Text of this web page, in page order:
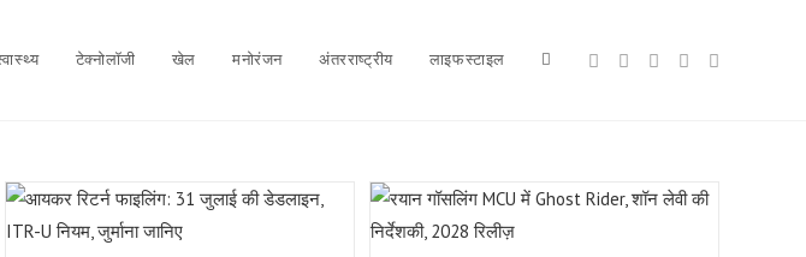
टेक्नोलॉजी खेल मनोरंजन अंतरराष्ट्रीय लाइफस्टाइल Toggle